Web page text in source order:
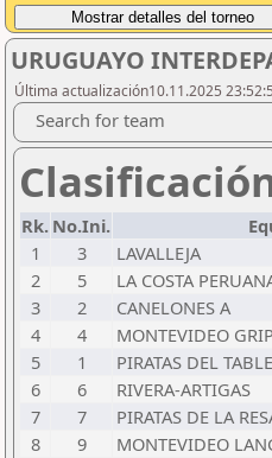
URUGUAYO
Última actualización10.11.2025
Search for team
Rk. No.Ini.
1
3 LAVALLEJA
2
5 LA COSTA
3
2 CANELONES A
4
4 MONTEVIDEO
5
1 PIRATAS DEL
6
6 RIVERA-ARTIGAS
7
7 PIRATAS DE LA
8
9 MONTEVIDEO